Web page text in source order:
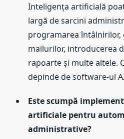
Inteligența artificială
largă de sarcini
programarea întâlnirilor,
mailurilor, introducerea
rapoarte și multe altele.
depinde de software-ul
Este scumpă
artificiale pentru
administrative?